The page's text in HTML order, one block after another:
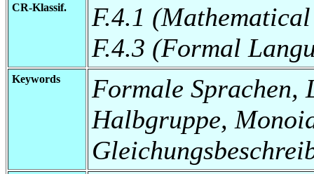
CR-Klassif.
F.4.1
F.4.3 (Formal
Keywords
Formale
Halbgruppe,